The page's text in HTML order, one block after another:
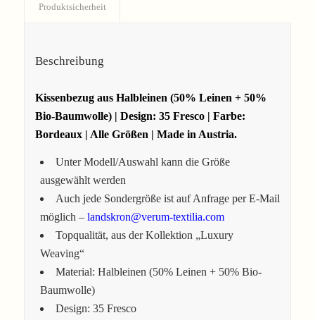
Produktsicherheit
Beschreibung
Kissenbezug aus Halbleinen (50% Leinen + 50%
Bio-Baumwolle) | Design: 35 Fresco | Farbe:
Bordeaux | Alle Größen | Made in Austria.
Unter Modell/Auswahl kann die Größe
ausgewählt werden
Auch jede Sondergröße ist auf Anfrage per E-Mail
möglich – landskron@verum-textilia.com
Topqualität, aus der Kollektion „Luxury
Weaving“
Material: Halbleinen (50% Leinen + 50% Bio-
Baumwolle)
Design: 35 Fresco